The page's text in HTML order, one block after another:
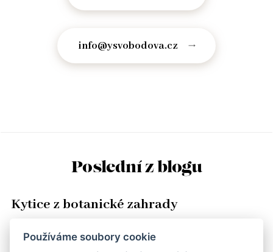
info@ysvobodova.cz
Poslední z blogu
Kytice z botanické zahrady
podporuje a fandí Vám. Já si toto privilegium užívám. Nikdy mi na
Používáme soubory cookie